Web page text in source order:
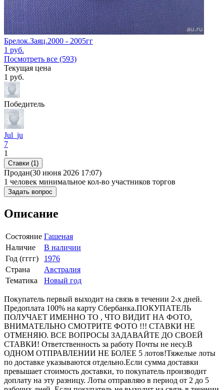
Брелок.Заяц.2000 - 2005гг
1 руб.
Посмотреть все (593)
Текущая цена
1 руб.
Победитель
Jul_ju
7
1
Ставки (1)
Продан(30 июня 2026 17:07)
1 человек минимальное кол-во участников торгов
Задать вопрос
Описание
Состояние Гашеная
Наличие
В наличии
Год (гггг)
1976
Страна
Австралия
Тематика
Новый год
Покупатель первый выходит на связь в течении 2-х дней.
Предоплата 100% на карту Сбербанка.ПОКУПАТЕЛЬ
ПОЛУЧАЕТ ИМЕННО ТО , ЧТО ВИДИТ НА ФОТО,
ВНИМАТЕЛЬНО СМОТРИТЕ ФОТО !!! СТАВКИ НЕ
ОТМЕНЯЮ. ВСЕ ВОПРОСЫ ЗАДАВАЙТЕ ДО СВОЕЙ
СТАВКИ! Ответственность за работу Почты не несу.В
ОДНОМ ОТПРАВЛЕНИИ НЕ БОЛЕЕ 5 лотов!Тяжелые лоты
по доставке указываются отдельно.Если сумма доставки
превышает стоимость доставки, то покупатель производит
доплату на эту разницу. Лоты отправляю в период от 2 до 5